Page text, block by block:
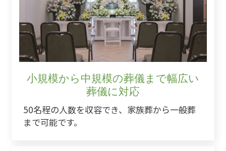
小規模から中規模の葬儀まで幅広い
葬儀に対応
50名程の人数を収容でき、家族葬から一般葬
まで可能です。